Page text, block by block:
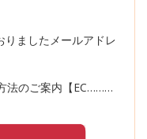
りましたメールアドレ
法のご案内【EC………